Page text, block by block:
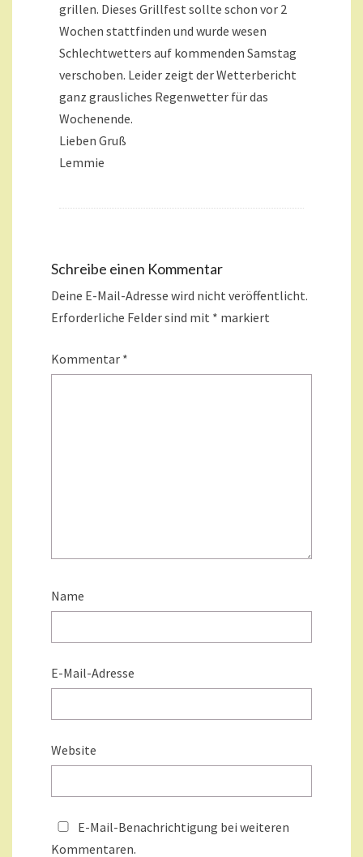
grillen. Dieses Grillfest sollte schon vor 2
Wochen stattfinden und wurde wesen
Schlechtwetters auf kommenden Samstag
verschoben. Leider zeigt der Wetterbericht
ganz grausliches Regenwetter für das
Wochenende.
Lieben Gruß
Lemmie
Schreibe einen Kommentar
Deine E-Mail-Adresse wird nicht veröffentlicht.
Erforderliche Felder sind mit * markiert
Kommentar *
Name
E-Mail-Adresse
Website
E-Mail-Benachrichtigung bei weiteren
Kommentaren.